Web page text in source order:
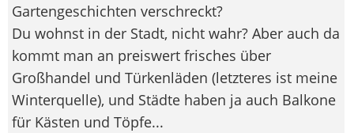
Gartengeschichten verschreckt?
Du wohnst in der Stadt, nicht wahr? Aber auch da
kommt man an preiswert frisches über
Großhandel und Türkenläden (letzteres ist meine
Winterquelle), und Städte haben ja auch Balkone
für Kästen und Töpfe...